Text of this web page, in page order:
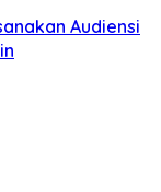
Audiensi